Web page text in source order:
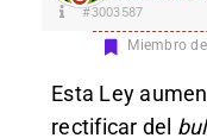
#3003587
Miembro
Esta Ley
rectificar del